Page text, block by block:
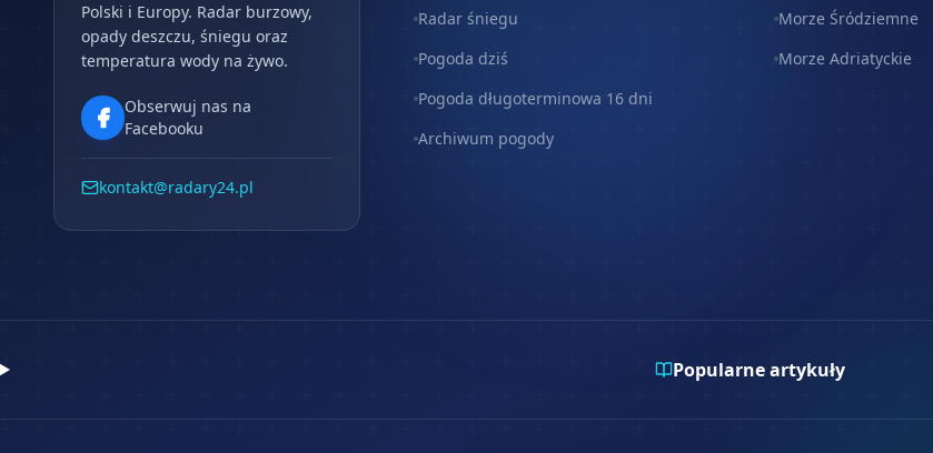
Polski i Europy. Radar burzowy,
opady deszczu, śniegu oraz
temperatura wody na żywo.
Obserwuj nas na
Facebooku
kontakt@radary24.pl
Radar śniegu
Pogoda dziś
Pogoda długoterminowa 16 dni
Archiwum pogody
Morze Śródziemne
Morze Adriatyckie
Popularne artykuły